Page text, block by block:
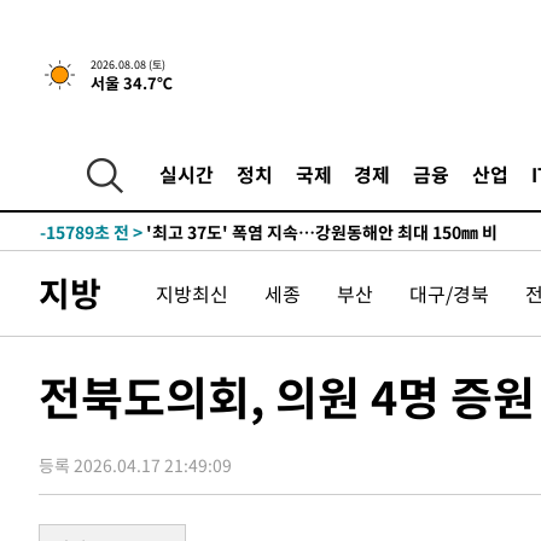
2026.08.08 (토)
서울 34.7℃
실시간 정치 국제 경제 금융 산업
-8915초 전 >[속보]뉴욕증시 상승 마감…S&P 0.6% 나스닥 1.3%↑
-27168초 전 >
[속보]'압수수색·성접대 논란' 축구협회 "실망과 걱정
-15789초 전 >'최고 37도' 폭염 지속…강원동해안 최대 150㎜ 비
-8915초 전 > [속보]뉴욕증시 상승 마감…S&P 0.6% 나스닥 1.3%↑
-31633초 전 >
주 날씨]
-28651초 전 >
축구협회 "압수수색·성접대 논란 사과…쇄신의 기회로
-27168초 전 >[속보]'압수수색·성접대 논란' 축구협회 "실망과 걱정 안
-15789초 전 >'최고 37도' 폭염 지속…강원동해안 최대 150㎜ 비
-8915초 전 >[속보]뉴욕증시 상승 마감…S&P 0.6% 나스닥 1.3%↑
지방 지방최신 세종 부산 대구/경북
전북도의회, 의원 4명 증
등록 2026.04.17 21:49:09